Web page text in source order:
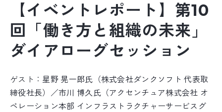
【イベントレポート】第10
回「働き方と組織の未来」
ダイアローグセッション
ゲスト： 星野 晃一郎氏（株式会社ダンクソフト 代表取
締役社長）／市川 博久氏（アクセンチュア株式会社 オ
ペレーション本部 インフラストラクチャーサービスグ